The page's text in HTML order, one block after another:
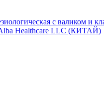
с валиком и
Healthcare LLC (КИТАЙ)